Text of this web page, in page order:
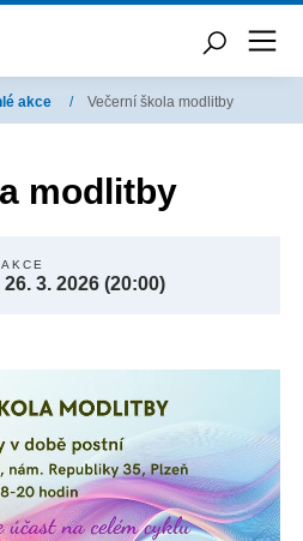
akce / Večerní škola modlitby
modlitby
26. 3. 2026 (20:00)